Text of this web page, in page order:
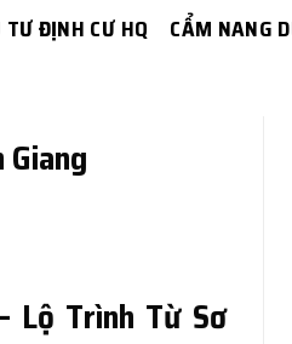
ĐỊNH CƯ HQ CẨM NANG
Lộ Trình Từ Sơ